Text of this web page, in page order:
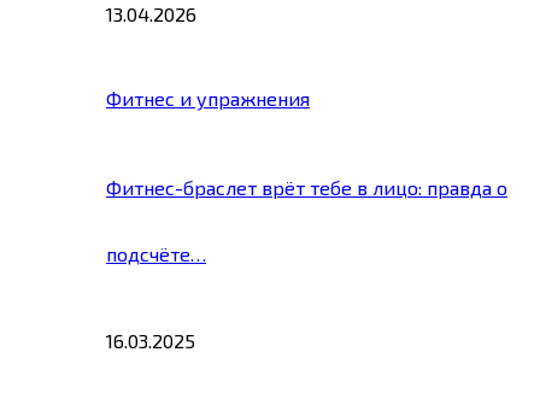
13.04.2026
Фитнес и упражнения
Фитнес-браслет врёт тебе в лицо: правда о
подсчёте…
16.03.2025